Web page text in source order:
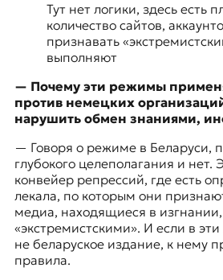
Тут нет логики, здесь есть
количество сайтов,
признавать
выполняют
— Почему эти режимы
против немецких
нарушить обмен знаниями,
— Говоря о режиме в Беларуси,
глубокого целеполагания и нет.
конвейер репрессий, где есть
лекала, по которым они
медиа, находящиеся в изгнании,
«экстремистскими». И если в
не беларуское издание, к нему
правила.